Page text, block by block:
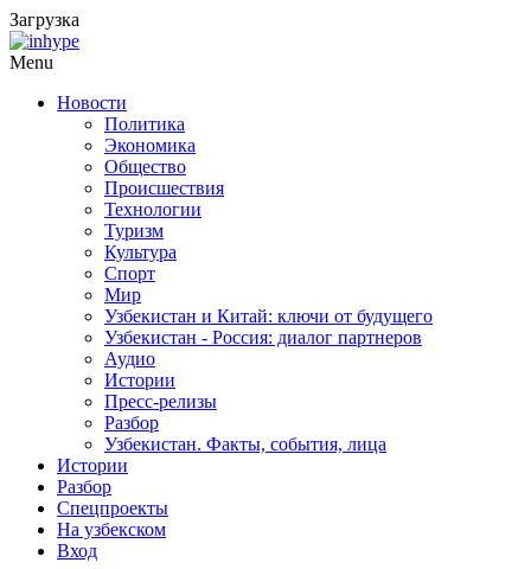
Загрузка
Menu
Новости
Политика
Экономика
Общество
Происшествия
Технологии
Туризм
Культура
Спорт
Мир
Узбекистан и Китай: ключи от будущего
Узбекистан - Россия: диалог партнеров
Аудио
Истории
Пресс-релизы
Разбор
Узбекистан. Факты, события, лица
Истории
Разбор
Спецпроекты
На узбекском
Вход